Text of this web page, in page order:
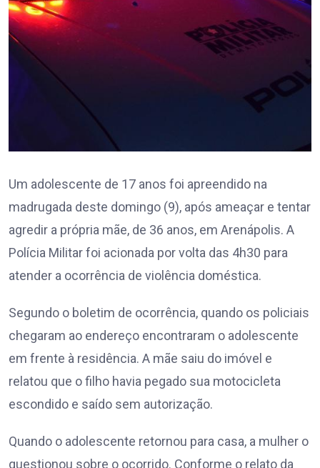
Um adolescente de 17 anos foi apreendido na
madrugada deste domingo (9), após ameaçar e tentar
agredir a própria mãe, de 36 anos, em Arenápolis. A
Polícia Militar foi acionada por volta das 4h30 para
atender a ocorrência de violência doméstica.
Segundo o boletim de ocorrência, quando os policiais
chegaram ao endereço encontraram o adolescente
em frente à residência. A mãe saiu do imóvel e
relatou que o filho havia pegado sua motocicleta
escondido e saído sem autorização.
Quando o adolescente retornou para casa, a mulher o
questionou sobre o ocorrido. Conforme o relato da